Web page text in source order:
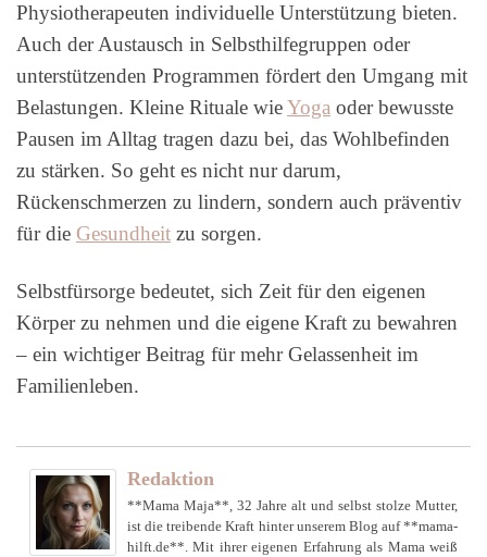
Physiotherapeuten individuelle Unterstützung bieten.
Auch der Austausch in Selbsthilfegruppen oder
unterstützenden Programmen fördert den Umgang mit
Belastungen. Kleine Rituale wieYoga oder bewusste
Pausen im Alltag tragen dazu bei, das Wohlbefinden
zu stärken. So geht es nicht nur darum,
Rückenschmerzen zu lindern, sondern auch präventiv
für die Gesundheit zu sorgen.
Selbstfürsorge bedeutet, sich Zeit für den eigenen
Körper zu nehmen und die eigene Kraft zu bewahren
– ein wichtiger Beitrag für mehr Gelassenheit im
Familienleben.
Redaktion
**Mama Maja**, 32 Jahre alt und selbst stolze Mutter,
ist die treibende Kraft hinter unserem Blog auf **mama-
hilft.de**. Mit ihrer eigenen Erfahrung als Mama weiß